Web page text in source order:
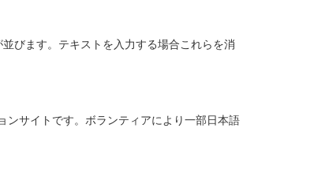
びます。テキストを入力する場合これらを消
サイトです。ボランティアにより一部日本語